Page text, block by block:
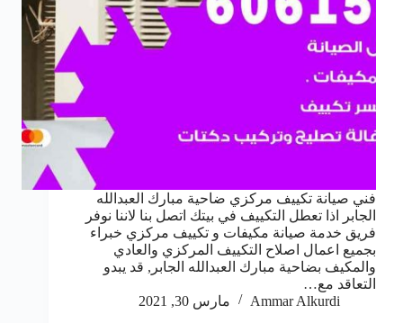
فني صيانة تكييف مركزي ضاحية مبارك العبدالله
الجابر اذا تعطل التكييف في بيتك اتصل بنا لاننا نوفر
فريق خدمة صيانة مكيفات و تكييف مركزي خبراء
بجميع اعمال اصلاح التكييف المركزي والعادي
والمكيف بضاحية مبارك العبدالله الجابر, قد يبدو
التعاقد مع…
Ammar Alkurdi
مارس 30, 2021